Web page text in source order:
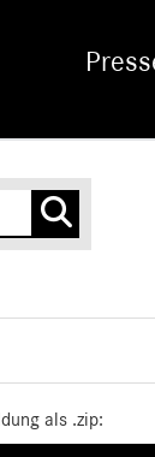
als .zip: